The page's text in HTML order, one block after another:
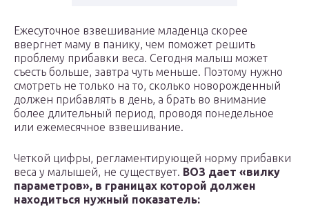
Ежесуточное взвешивание младенца скорее
ввергнет маму в панику, чем поможет решить
проблему прибавки веса. Сегодня малыш может
съесть больше, завтра чуть меньше. Поэтому нужно
смотреть не только на то, сколько новорожденный
должен прибавлять в день, а брать во внимание
более длительный период, проводя понедельное
или ежемесячное взвешивание.
Четкой цифры, регламентирующей норму прибавки
веса у малышей, не существует. ВОЗ дает «вилку
параметров», в границах которой должен
находиться нужный показатель: